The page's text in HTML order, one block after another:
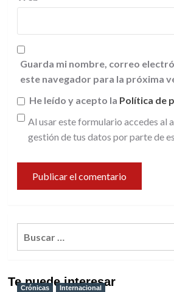
Guarda mi nombre, correo
este navegador para la próxima
He leído y acepto la Política de
Al usar este formulario accedes al
gestión de tus datos por parte de
Te puede interesar
Crónicas Internacional